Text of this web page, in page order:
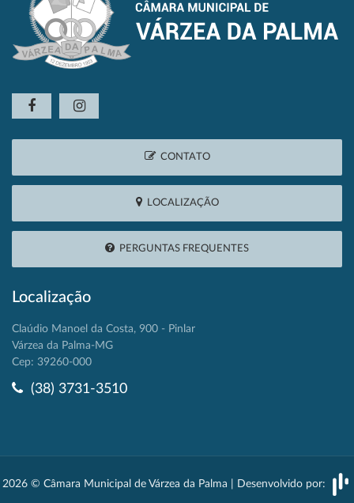
CONTATO
LOCALIZAÇÃO
PERGUNTAS FREQUENTES
Localização
Claúdio Manoel da Costa, 900 - Pinlar
Várzea da Palma-MG
Cep: 39260-000
(38) 3731-3510
2026 © Câmara Municipal de Várzea da Palma | Desenvolvido por: